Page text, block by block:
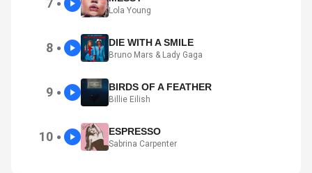
7 ●
Lola Young
8 ● DIE WITH A SMILE
Bruno Mars & Lady Gaga
9 ● BIRDS OF A FEATHER
Billie Eilish
10 ● ESPRESSO
Sabrina Carpenter